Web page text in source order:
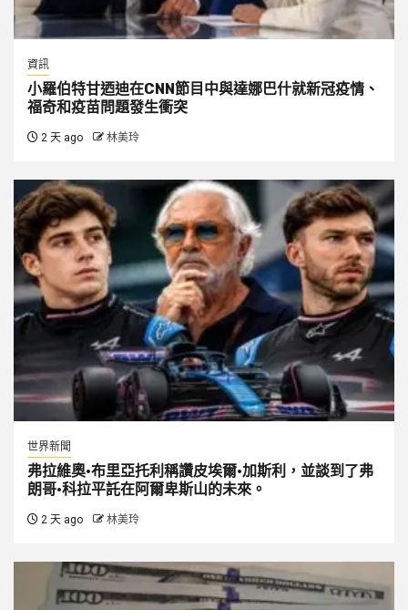
資訊
小羅伯特甘迺迪在CNN節目中與達娜巴什就新冠疫情、
福奇和疫苗問題發生衝突
2 天 ago 林美玲
世界新聞
弗拉維奧·布里亞托利稱讚皮埃爾·加斯利，並談到了弗
朗哥·科拉平託在阿爾卑斯山的未來。
2 天 ago 林美玲